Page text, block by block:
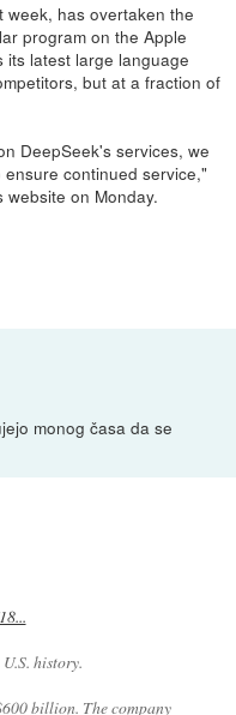
week, has overtaken the
program on the Apple
its latest large language
but at a fraction of
DeepSeek's services, we
continued service,"
on Monday.
monog časa da se
history.
billion. The company